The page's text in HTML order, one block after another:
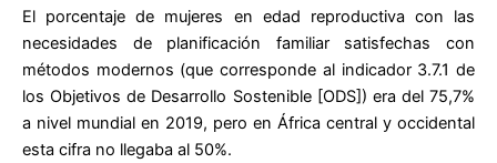
El porcentaje de mujeres en edad reproductiva con las
necesidades de planificación familiar satisfechas con
métodos modernos (que corresponde al indicador 3.7.1 de
los Objetivos de Desarrollo Sostenible [ODS]) era del 75,7%
a nivel mundial en 2019, pero en África central y occidental
esta cifra no llegaba al 50%.